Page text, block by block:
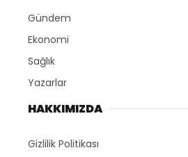
Gündem
Ekonomi
Sağlık
Yazarlar
HAKKIMIZDA
Gizlilik Politikası